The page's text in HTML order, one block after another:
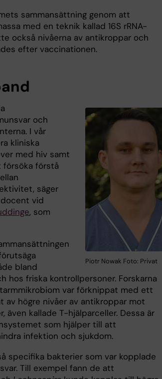
sammansättning genom att
med en teknik kallad 16S rRNA-
också nivåerna av antikroppar och
efter vaccinationen.
Piotr Nowak Foto: Privat
och
I vår
kliniska
med hiv samt
försöka förstå
säger
vid
, som
bland
hos friska kontrollpersoner. Forskarna
var förknippat med ett
av högre nivåer av antikroppar mot
även kallade T-hjälparceller. Dessa är
som hjälper till att
infektion och sjukdom.
specifika bakterier som var kopplade
Till exempel fann de att